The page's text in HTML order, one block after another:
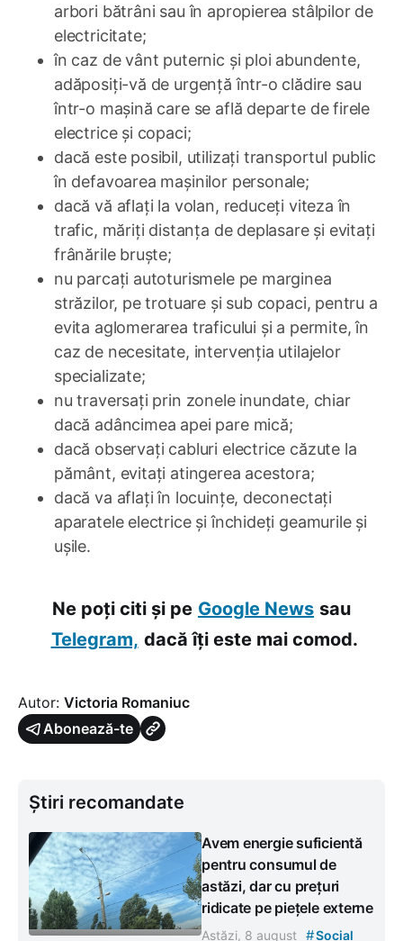
arbori bătrâni sau în apropierea stâlpilor de
electricitate;
în caz de vânt puternic și ploi abundente,
adăposiți-vă de urgență într-o clădire sau
într-o mașină care se află departe de firele
electrice și copaci;
dacă este posibil, utilizați transportul public
în defavoarea mașinilor personale;
dacă vă aflați la volan, reduceți viteza în
trafic, măriți distanța de deplasare și evitați
frânările bruște;
nu parcați autoturismele pe marginea
străzilor, pe trotuare și sub copaci, pentru a
evita aglomerarea traficului și a permite, în
caz de necesitate, intervenția utilajelor
specializate;
nu traversați prin zonele inundate, chiar
dacă adâncimea apei pare mică;
dacă observați cabluri electrice căzute la
pământ, evitați atingerea acestora;
dacă va aflați în locuințe, deconectați
aparatele electrice și închideți geamurile și
ușile.
Ne poți citi și pe Google News sau
Telegram, dacă îți este mai comod.
Autor: Victoria Romaniuc
Abonează-te
Știri recomandate
Avem energie suficientă
pentru consumul de
astăzi, dar cu prețuri
ridicate pe piețele externe
Astăzi, 8 august #Social